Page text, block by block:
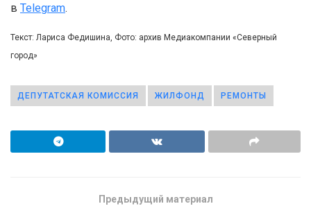
в Telegram.
Текст: Лариса Федишина, Фото: архив Медиакомпании «Северный
город»
ДЕПУТАТСКАЯ КОМИССИЯ ЖИЛФОНД РЕМОНТЫ
Предыдущий материал